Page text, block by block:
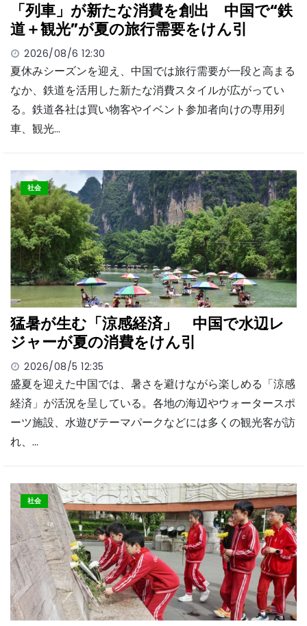
「列車」が新たな消費を創出 中国で“鉄
道＋観光”が夏の旅行需要をけん引
2026/08/6 12:30
夏休みシーズンを迎え、中国では旅行需要が一段と高まる
なか、鉄道を活用した新たな消費スタイルが広がってい
る。鉄道各社は買い物客やイベント参加者向けの専用列
車、観光…
社会
猛暑が生む「涼感経済」 中国で水辺レ
ジャーが夏の消費をけん引
2026/08/5 12:35
盛夏を迎えた中国では、暑さを避けながら楽しめる「涼感
経済」が活況を呈している。各地の海辺やウォータースポ
ーツ施設、水遊びテーマパークなどには多くの観光客が訪
れ、…
社会